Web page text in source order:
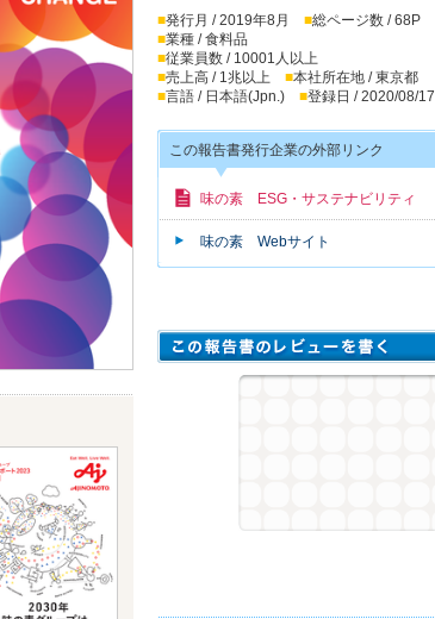
■発行月 / 2019年8月 ■総ページ数 / 68P
■業種 / 食料品
■従業員数 / 10001人以上
■売上高 / 1兆以上 ■本社所在地 / 東京都
■言語 / 日本語(Jpn.) ■登録日 / 2020/08/17
この報告書発行企業の外部リンク
味の素 ESG・サステナビリティ
味の素 Webサイト